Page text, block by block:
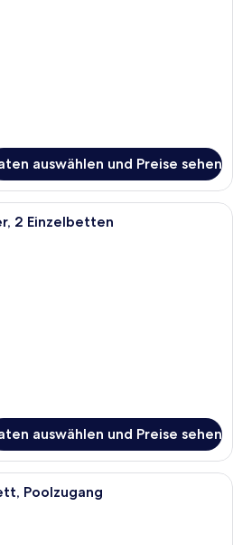
auswählen und Preise sehen
Superior-Zweibettzimmer, 2
2 Einzelbetten
auswählen und Preise sehen
Ein großes Bett mit gemustertem
Poolzugang